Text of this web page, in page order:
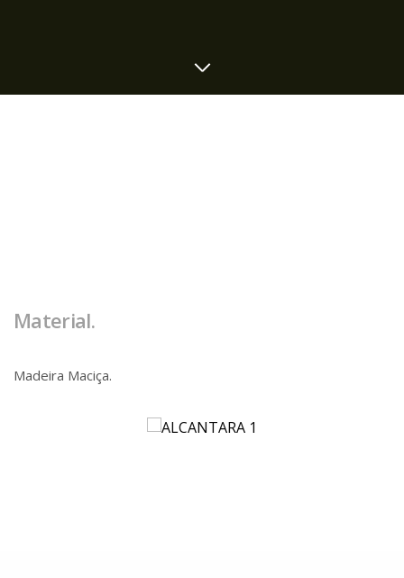
Material.
Madeira Maciça.